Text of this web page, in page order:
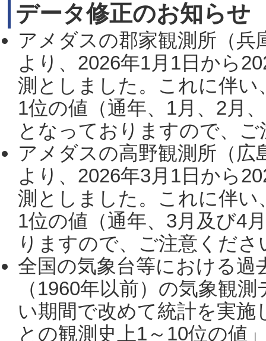
データ修正のお知らせ
アメダスの郡家観測所（
より、2026年1月1日から
測としました。これに伴い
1位の値（通年、1月、2月
となっておりますので、
アメダスの高野観測所（
より、2026年3月1日から
測としました。これに伴い
1位の値（通年、3月及び4
りますので、ご注意くだ
全国の気象台等における過
（1960年以前）の気象観
い期間で改めて統計を実
との観測史上1～10位の値